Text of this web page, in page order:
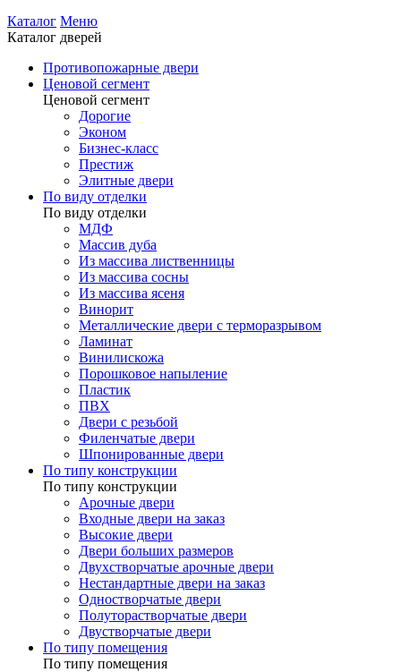
Каталог Меню
Каталог дверей
Противопожарные двери
Ценовой сегмент
Ценовой сегмент
Дорогие
Эконом
Бизнес-класс
Престиж
Элитные двери
По виду отделки
По виду отделки
МДФ
Массив дуба
Из массива лиственницы
Из массива сосны
Из массива ясеня
Винорит
Металлические двери с терморазрывом
Ламинат
Винилискожа
Порошковое напыление
Пластик
ПВХ
Двери с резьбой
Филенчатые двери
Шпонированные двери
По типу конструкции
По типу конструкции
Арочные двери
Входные двери на заказ
Высокие двери
Двери больших размеров
Двухстворчатые арочные двери
Нестандартные двери на заказ
Одностворчатые двери
Полуторастворчатые двери
Двустворчатые двери
По типу помещения
По типу помещения